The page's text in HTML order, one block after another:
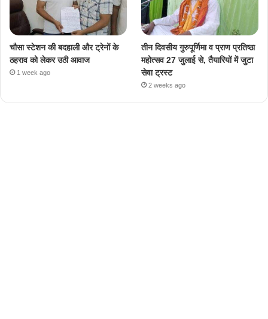
चौसा स्टेशन की बदहाली और ट्रेनों के
ठहराव को लेकर उठी आवाज
1 week ago
तीन दिवसीय गुरुपूर्णिमा व प्राण प्रतिष्ठा
महोत्सव 27 जुलाई से, तैयारियों में जुटा
सेवा ट्रस्ट
2 weeks ago